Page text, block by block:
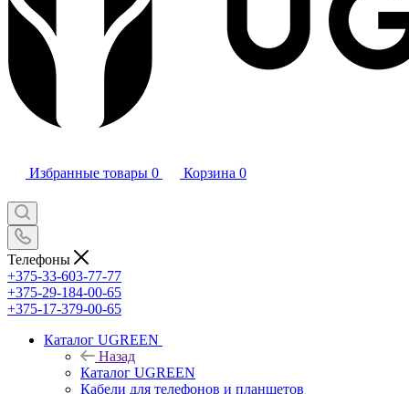
Избранные товары 0 Корзина 0
Телефоны
+375-33-603-77-77
+375-29-184-00-65
+375-17-379-00-65
Каталог UGREEN
Назад
Каталог UGREEN
Кабели для телефонов и планшетов